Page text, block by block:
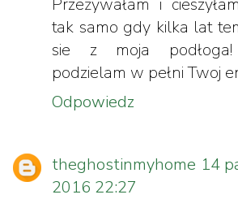
tak samo gdy kilka lat
sie z moja
podzielam w pełni Twoj
Odpowiedz
theghostinmyhome 14
2016 22:27